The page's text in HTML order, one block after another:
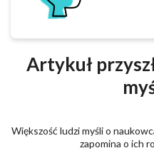
Artykuł
Większość ludzi myśli o
zapomina o ich